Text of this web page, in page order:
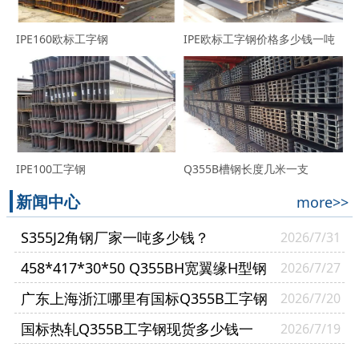
IPE160欧标工字钢 IPE欧标工字钢价格多少钱一吨
IPE100工字钢 Q355B槽钢长度几米一支
新闻中心
more>>
S355J2角钢厂家一吨多少钱？
2026/7/31
458*417*30*50 Q355BH宽翼缘H型钢
哪里有现货？
2026/7/27
广东上海浙江哪里有国标Q355B工字钢
现货？
2026/7/20
国标热轧Q355B工字钢现货多少钱一 2026/7/19